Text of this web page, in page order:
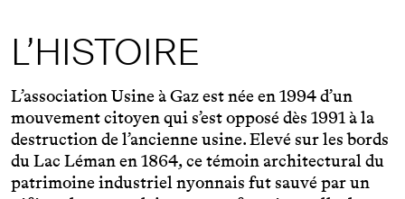
L’HISTOIRE
L’association Usine à Gaz est née en 1994 d’un
mouvement citoyen qui s’est opposé dès 1991 à la
destruction de l’ancienne usine. Elevé sur les bords
du Lac Léman en 1864, ce témoin architectural du
patrimoine industriel nyonnais fut sauvé par un